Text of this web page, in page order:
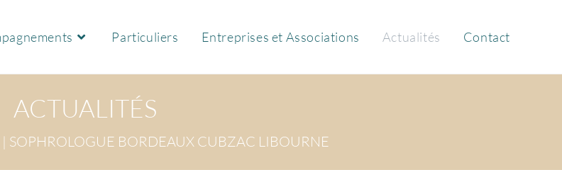
Particuliers Entreprises et Associations Actualités Contact
ACTUALITÉS
SOPHROLOGUE BORDEAUX CUBZAC LIBOURNE